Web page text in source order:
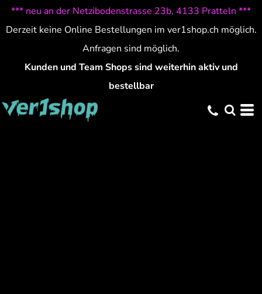
*** neu an der Netzibodenstrasse 23b, 4133 Pratteln ***
Derzeit keine Online Bestellungen im ver1shop.ch möglich.
Anfragen sind möglich.
Kunden und Team Shops sind weiterhin aktiv und
bestellbar